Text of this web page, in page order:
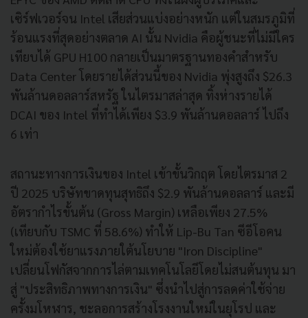
เซิร์ฟเวอร์จน Intel เสียส่วนแบ่งอย่างหนัก แต่ในสมรภูมิที่
ร้อนแรงที่สุดอย่างตลาด AI นั้น Nvidia คือผู้ชนะที่ไม่มีใคร
เทียบได้ GPU H100 กลายเป็นมาตรฐานทองคำสำหรับ
Data Center โดยรายได้ส่วนนี้ของ Nvidia พุ่งสูงถึง $26.3
พันล้านดอลลาร์สหรัฐ ในไตรมาสล่าสุด ทิ้งห่างรายได้
DCAI ของ Intel ที่ทำได้เพียง $3.9 พันล้านดอลลาร์ ไปถึง
6 เท่า
สถานะทางการเงินของ Intel เข้าขั้นวิกฤต โดยไตรมาส 2
ปี 2025 บริษัทขาดทุนสุทธิถึง $2.9 พันล้านดอลลาร์ และมี
อัตรากำไรขั้นต้น (Gross Margin) เหลือเพียง 27.5%
(เทียบกับ TSMC ที่ 58.6%) ทำให้ Lip-Bu Tan ซีอีโอคน
ใหม่ต้องใช้ยาแรงภายใต้นโยบาย "Iron Discipline"
เปลี่ยนโฟกัสจากการไล่ตามเทคโนโลยีโดยไม่สนต้นทุน มา
สู่ "ประสิทธิภาพทางการเงิน" ซึ่งนำไปสู่การลดค่าใช้จ่าย
ครั้งมโหฬาร, ชะลอการสร้างโรงงานใหม่ในยุโรป และ